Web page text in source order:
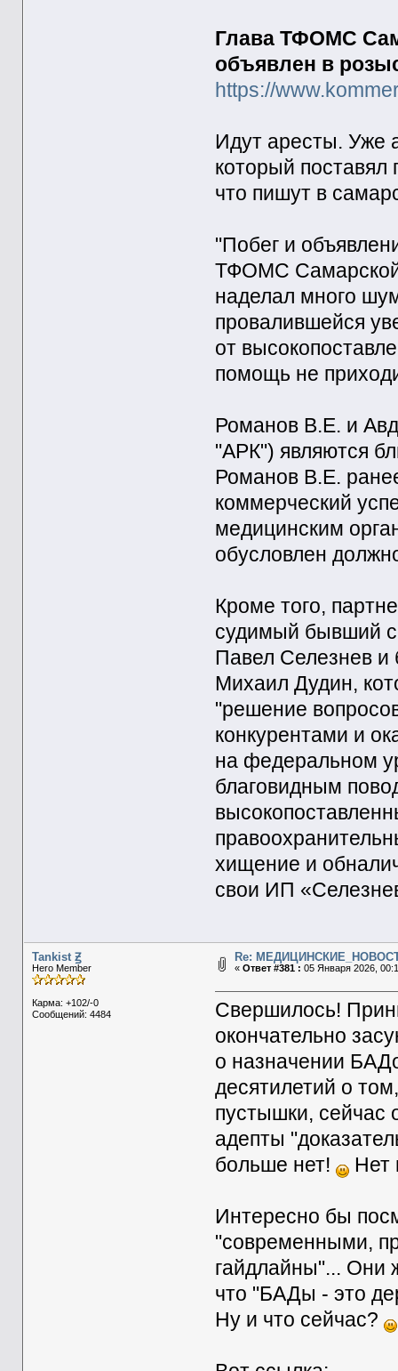
Глава ТФОМС
объявлен в
https://
Идут аресты.
который поставял
что пишут в
"Побег и
ТФОМС Самарской
наделал много
провалившейся
от
помощь не
Романов В.Е. и
"АРК") являются
Романов В.Е.
коммерческий
медицинским
обусловлен
Кроме того,
судимый бывший
Павел Селезнев
Михаил Дудин,
"решение
конкурентами и
на федеральном
благовидным
хищение и
свои ИП
Tankist Ꙃ
Hero Member
Карма: +102/-0
Сообщений: 4484
Re:
« Ответ #381 : 05 Января 2026,
Свершилось!
окончательно
о назначении
десятилетий о
пустышки, сейчас
адепты
больше нет!
Нет
Интересно бы
"современными,
гайдлайны"... Они
что "БАДы - это
Ну и что сейчас?